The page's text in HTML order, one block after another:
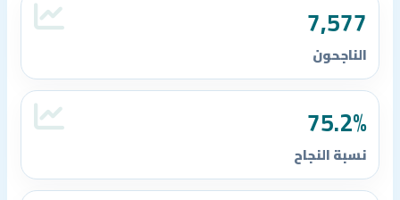
7,577
الناجحون
75.2%
نسبة النجاح